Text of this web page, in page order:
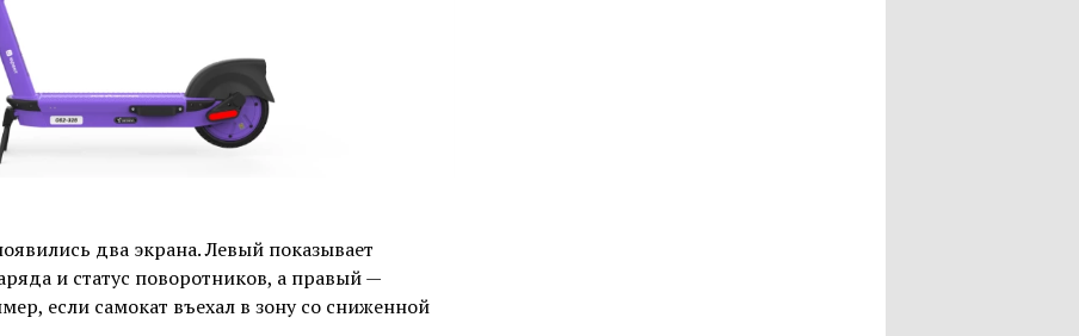
два экрана. Левый показывает
и статус поворотников, а правый —
если самокат въехал в зону со сниженной